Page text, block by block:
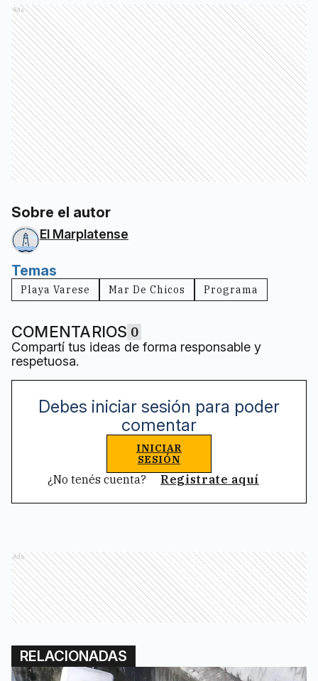
Ads
Sobre el autor
El Marplatense
Temas
Playa Varese Mar De Chicos Programa
COMENTARIOS 0
Compartí tus ideas de forma responsable y
respetuosa.
Debes iniciar sesión para poder
comentar
INICIAR
SESIÓN
¿No tenés cuenta? Registrate aquí
Ads
RELACIONADAS